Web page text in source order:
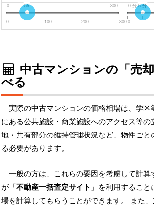
0 300
55
0 100 200 300
0分5分
0
中古マンションの「売
べる
実際の中古マンションの価格相場は、学区
にある公共施設・商業施設へのアクセス等の
地・共有部分の維持管理状況など、物件ごと
る必要があります。
一般の方は、これらの要因を考慮して計算
が「不動産一括査定サイト 」を利用するこ
場を計算してもらうことができます。 また、